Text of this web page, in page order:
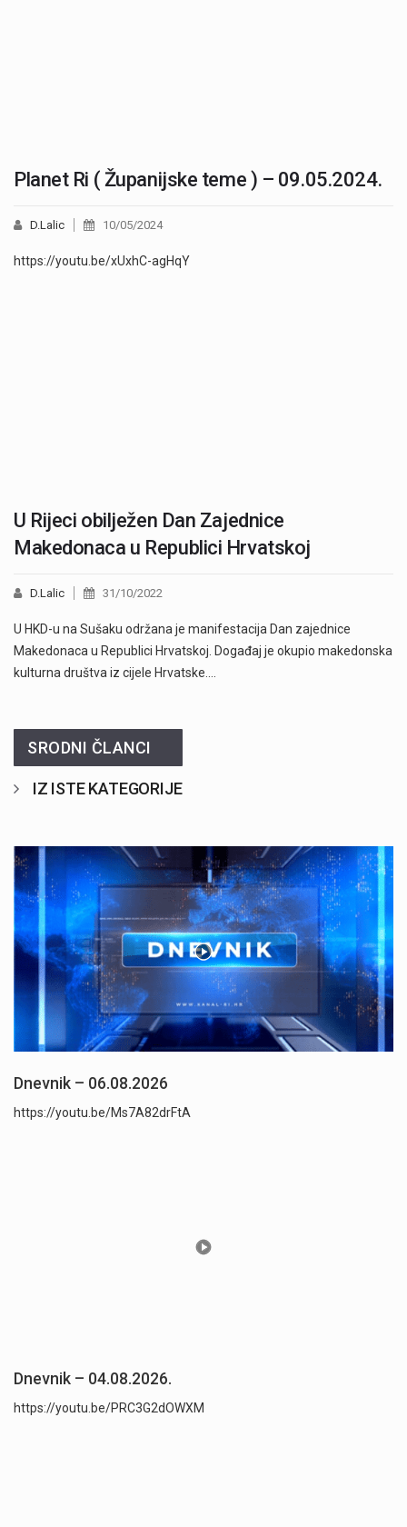
Planet Ri ( Županijske teme ) – 09.05.2024.
D.Lalic 10/05/2024
https://youtu.be/xUxhC-agHqY
U Rijeci obilježen Dan Zajednice
Makedonaca u Republici Hrvatskoj
D.Lalic 31/10/2022
U HKD-u na Sušaku održana je manifestacija Dan zajednice
Makedonaca u Republici Hrvatskoj. Događaj je okupio makedonska
kulturna društva iz cijele Hrvatske.…
SRODNI ČLANCI
IZ ISTE KATEGORIJE
Dnevnik – 06.08.2026
https://youtu.be/Ms7A82drFtA
Dnevnik – 04.08.2026.
https://youtu.be/PRC3G2dOWXM